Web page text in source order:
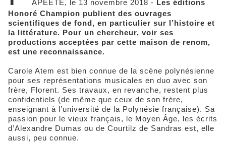
APEETE, le 13 novembre 2018 - Les éditions
Honoré Champion publient des ouvrages
scientifiques de fond, en particulier sur l’histoire et
la littérature. Pour un chercheur, voir ses
productions acceptées par cette maison de renom,
est une reconnaissance.
Carole Atem est bien connue de la scène polynésienne
pour ses représentations musicales en duo avec son
frère, Florent. Ses travaux, en revanche, restent plus
confidentiels (de même que ceux de son frère,
enseignant à l’université de la Polynésie française). Sa
passion pour le vieux français, le Moyen Âge, les écrits
d’Alexandre Dumas ou de Courtilz de Sandras est, elle
aussi, peu connue.